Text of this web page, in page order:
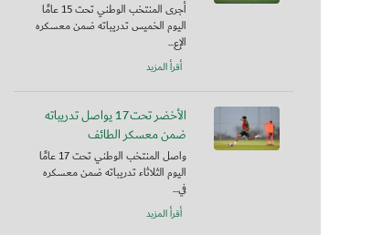
أجرى المنتخب الوطني تحت 15 عامًا
اليوم الخميس تدريباته ضمن معسكره
الإع...
أقرأ المزيد
الأخضر تحت17 يواصل تدريباته
ضمن معسكر الطائف
واصل المنتخب الوطني تحت 17 عامًا
اليوم الثلاثاء تدريباته ضمن معسكره
في...
أقرأ المزيد